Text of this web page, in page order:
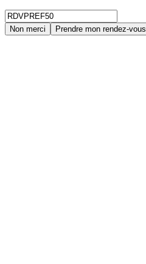
Non merci Prendre mon rendez-vous